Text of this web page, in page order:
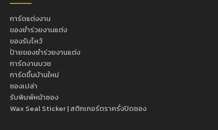
การ์ดแต่งงาน
ของชำร่วยงานแต่ง
ของรับไหว้
ป้ายของชำร่วยงานแต่ง
การ์ดงานบวช
การ์ดขึ้นบ้านใหม่
ซองเปล่า
รับพิมพ์หน้าซอง
Wax Seal Sticker | สติกเกอร์ตราครั่งปิดซอง